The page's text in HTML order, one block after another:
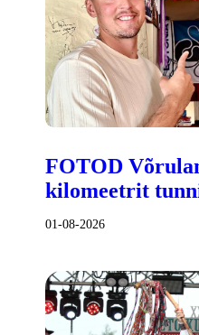
FOTOD
kilomeetrit
01-08-2026